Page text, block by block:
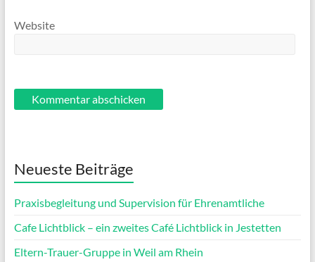
Website
Neueste Beiträge
Praxisbegleitung und Supervision für Ehrenamtliche
Cafe Lichtblick – ein zweites Café Lichtblick in Jestetten
Eltern-Trauer-Gruppe in Weil am Rhein